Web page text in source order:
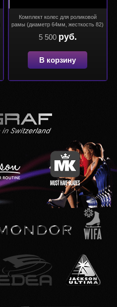
Комплект колес для роликовой
рамы (диаметр 64мм, жесткость 82)
5 500 руб.
В корзину